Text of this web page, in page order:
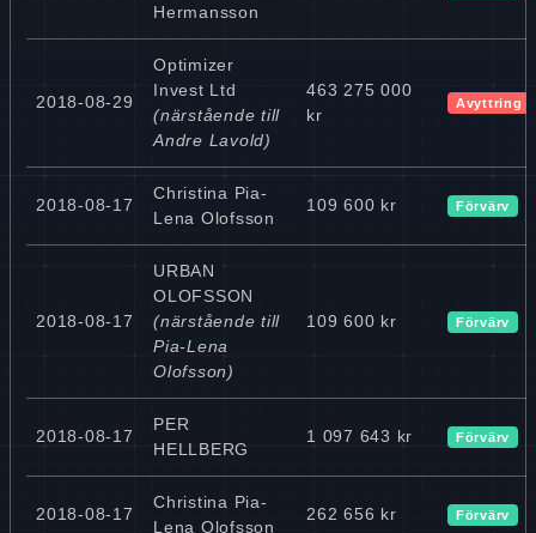
Hermansson
2018-08-29
Optimizer
Invest Ltd
(närstående till
Andre Lavold)
463 275 000
kr
Avyttring
2018-08-17
Christina Pia-
Lena Olofsson
109 600 kr Förvärv
2018-08-17
URBAN
OLOFSSON
(närstående till
Pia-Lena
Olofsson)
109 600 kr Förvärv
2018-08-17
PER
HELLBERG
1 097 643 kr Förvärv
2018-08-17
Christina Pia-
Lena Olofsson
262 656 kr Förvärv